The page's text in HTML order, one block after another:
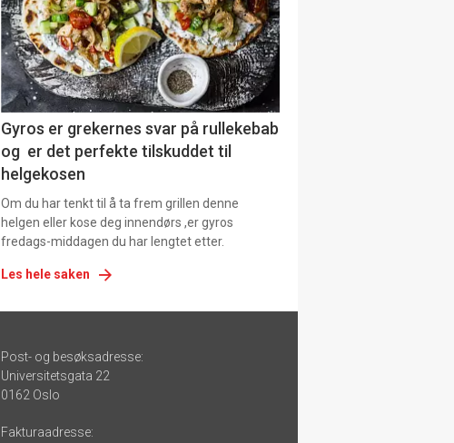
nå
-
6
Gyros er grekernes svar på rullekebab
og er det perfekte tilskuddet til
helgekosen
Om du har tenkt til å ta frem grillen denne
helgen eller kose deg innendørs ,er gyros
fredags-middagen du har lengtet etter.
Les hele saken
Post- og besøksadresse:
Universitetsgata 22
0162 Oslo
Fakturaadresse: